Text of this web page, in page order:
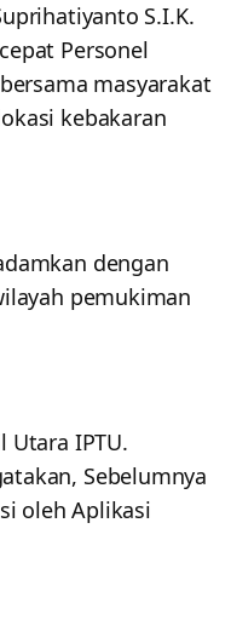
S.I.K.
Personel
masyarakat
kebakaran
dengan
pemukiman
Utara IPTU.
Sebelumnya
oleh Aplikasi